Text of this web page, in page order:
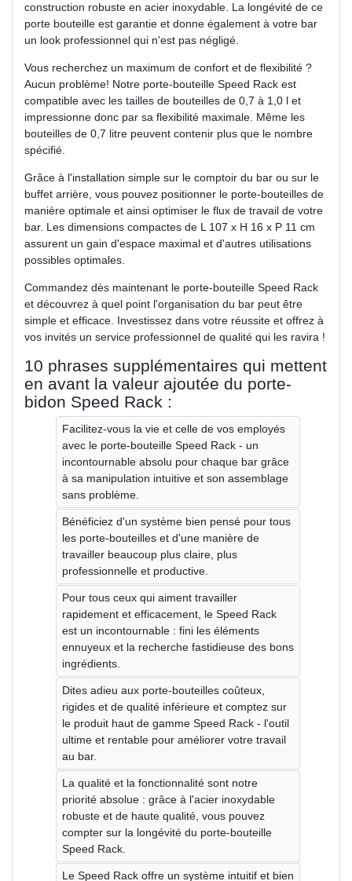
construction robuste en acier inoxydable. La longévité de ce
porte bouteille est garantie et donne également à votre bar
un look professionnel qui n'est pas négligé.
Vous recherchez un maximum de confort et de flexibilité ?
Aucun problème! Notre porte-bouteille Speed ​​​​Rack est
compatible avec les tailles de bouteilles de 0,7 à 1,0 l et
impressionne donc par sa flexibilité maximale. Même les
bouteilles de 0,7 litre peuvent contenir plus que le nombre
spécifié.
Grâce à l'installation simple sur le comptoir du bar ou sur le
buffet arrière, vous pouvez positionner le porte-bouteilles de
manière optimale et ainsi optimiser le flux de travail de votre
bar. Les dimensions compactes de L 107 x H 16 x P 11 cm
assurent un gain d'espace maximal et d'autres utilisations
possibles optimales.
Commandez dès maintenant le porte-bouteille Speed ​​​​Rack
et découvrez à quel point l'organisation du bar peut être
simple et efficace. Investissez dans votre réussite et offrez à
vos invités un service professionnel de qualité qui les ravira !
10 phrases supplémentaires qui mettent
en avant la valeur ajoutée du porte-
bidon Speed ​​​​Rack :
Facilitez-vous la vie et celle de vos employés
avec le porte-bouteille Speed ​​​​Rack - un
incontournable absolu pour chaque bar grâce
à sa manipulation intuitive et son assemblage
sans problème.
Bénéficiez d'un système bien pensé pour tous
les porte-bouteilles et d'une manière de
travailler beaucoup plus claire, plus
professionnelle et productive.
Pour tous ceux qui aiment travailler
rapidement et efficacement, le Speed ​​​​Rack
est un incontournable : fini les éléments
ennuyeux et la recherche fastidieuse des bons
ingrédients.
Dites adieu aux porte-bouteilles coûteux,
rigides et de qualité inférieure et comptez sur
le produit haut de gamme Speed ​​​​Rack - l'outil
ultime et rentable pour améliorer votre travail
au bar.
La qualité et la fonctionnalité sont notre
priorité absolue : grâce à l'acier inoxydable
robuste et de haute qualité, vous pouvez
compter sur la longévité du porte-bouteille
Speed ​​​​Rack.
Le Speed ​​​​Rack offre un système intuitif et bien